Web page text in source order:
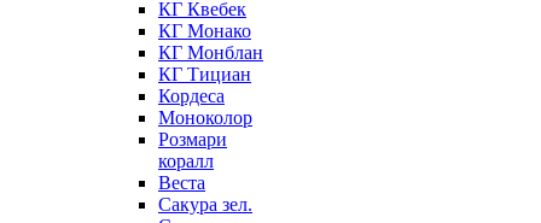
КГ Квебек
КГ Монако
КГ Монблан
КГ Тициан
Кордеса
Моноколор
Розмари
коралл
Веста
Сакура зел.